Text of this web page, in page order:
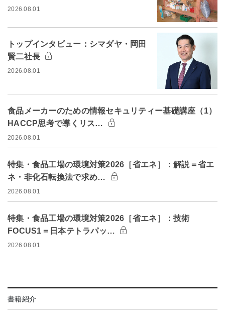
2026.08.01
トップインタビュー：シマダヤ・岡田
賢二社長
2026.08.01
食品メーカーのための情報セキュリティー基礎講座（1）
HACCP思考で導くリス…
2026.08.01
特集・食品工場の環境対策2026［省エネ］：解説＝省エ
ネ・非化石転換法で求め…
2026.08.01
特集・食品工場の環境対策2026［省エネ］：技術
FOCUS1＝日本テトラパッ…
2026.08.01
書籍紹介